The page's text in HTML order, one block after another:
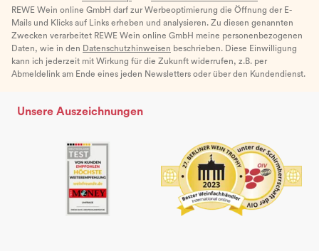
REWE Wein online GmbH darf zur Werbeoptimierung die Öffnung der E-
Mails und Klicks auf Links erheben und analysieren. Zu diesen genannten
Zwecken verarbeitet REWE Wein online GmbH meine personenbezogenen
Daten, wie in den Datenschutzhinweisen beschrieben. Diese Einwilligung
kann ich jederzeit mit Wirkung für die Zukunft widerrufen, z.B. per
Abmeldelink am Ende eines jeden Newsletters oder über den Kundendienst.
Unsere Auszeichnungen